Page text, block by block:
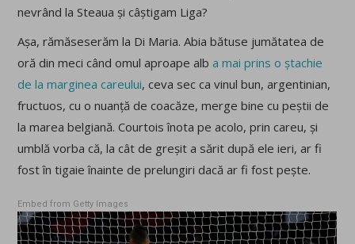
nevrând la Steaua și câștigam Liga?
Așa, rămăseserăm la Di Maria. Abia bătuse jumătatea de
oră din meci când omul aproape alba mai prins o ștachie
de la marginea careului, ceva sec ca vinul bun, argentinian,
fructuos, cu o nuanță de coacăze, merge bine cu peștii de
la marea belgiană. Courtois înota pe acolo, prin careu, și
umblă vorba că, la cât de greșit a sărit după ele ieri, ar fi
fost în tigaie înainte de prelungiri dacă ar fi fost pește.
Embed from Getty Images